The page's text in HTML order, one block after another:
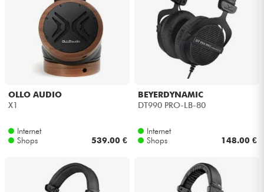
OLLO AUDIO
X1
Internet
Shops
539.00 €
BEYERDYNAMIC
DT990 PRO-LB-80
Internet
Shops
148.00 €